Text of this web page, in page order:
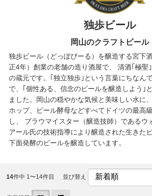
独歩ビール
岡山のクラフトビール
独歩ビール（どっぽびーる）を醸造する宮下
正4年）創業の老舗の造り酒屋で、 清酒｢極聖｣
の蔵元です。｢独立独歩｣という言葉にちなん
で、｢個性ある、信念のビールを醸造しよう｣
ました。岡山の穏やかな気候と美味しい水に
ホップ、ビール酵母などすべてドイツの最高
し、 ブラウマイスター（醸造技師）であるウ
アール氏の技術指導により醸造された生きた
下面発酵のビールを醸造しています。
14件中 1〜14件目 並び替え